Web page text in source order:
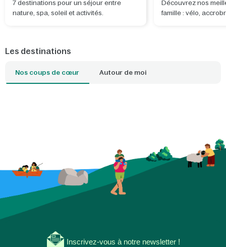
7 destinations pour un séjour entre
nature, spa, soleil et activités.
Découvrez nos
famille : vélo,
Les destinations
Nos coups de cœur Autour de moi
Inscrivez-vous à notre newsletter !